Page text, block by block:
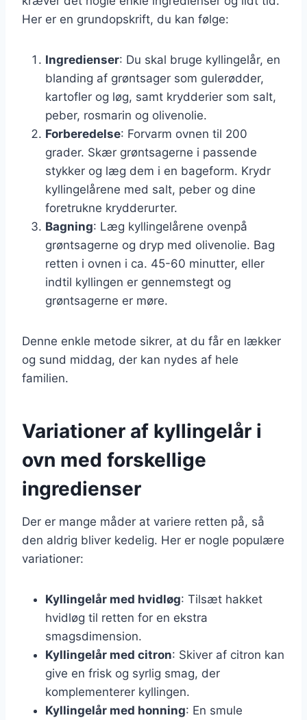
Her er en grundopskrift, du kan følge:
Ingredienser: Du skal bruge kyllingelår, en
blanding af grøntsager som gulerødder,
kartofler og løg, samt krydderier som salt,
peber, rosmarin og olivenolie.
Forberedelse: Forvarm ovnen til 200
grader. Skær grøntsagerne i passende
stykker og læg dem i en bageform. Krydr
kyllingelårene med salt, peber og dine
foretrukne krydderurter.
Bagning: Læg kyllingelårene ovenpå
grøntsagerne og dryp med olivenolie. Bag
retten i ovnen i ca. 45-60 minutter, eller
indtil kyllingen er gennemstegt og
grøntsagerne er møre.
Denne enkle metode sikrer, at du får en lækker
og sund middag, der kan nydes af hele
familien.
Variationer af kyllingelår i
ovn med forskellige
ingredienser
Der er mange måder at variere retten på, så
den aldrig bliver kedelig. Her er nogle populære
variationer:
Kyllingelår med hvidløg: Tilsæt hakket
hvidløg til retten for en ekstra
smagsdimension.
Kyllingelår med citron: Skiver af citron kan
give en frisk og syrlig smag, der
komplementerer kyllingen.
Kyllingelår med honning: En smule